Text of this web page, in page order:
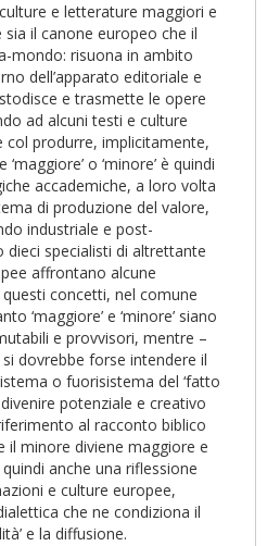
e letterature maggiori e
il canone europeo che il
mondo: risuona in ambito
dell’apparato editoriale e
e trasmette le opere
ad alcuni testi e culture
col produrre, implicitamente,
o ‘minore’ è quindi
accademiche, a loro volta
di produzione del valore,
industriale e post-
dieci specialisti di altrettante
affrontano alcune
concetti, nel comune
‘maggiore’ e ‘minore’ siano
e provvisori, mentre –
dovrebbe forse intendere il
o fuorisistema del ‘fatto
potenziale e creativo
al racconto biblico
il minore diviene maggiore e
anche una riflessione
e culture europee,
che ne condiziona il
e la diffusione.